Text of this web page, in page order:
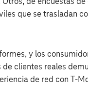
que se trasladan
y los
de clientes reales
de red con